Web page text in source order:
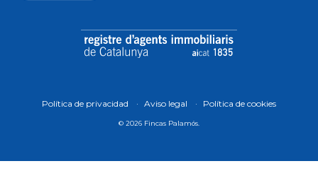
Política de privacidad Aviso legal Política de cookies
© 2026 Fincas Palamós.